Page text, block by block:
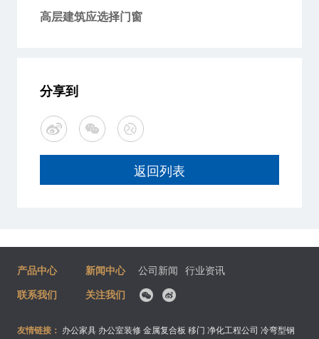
高层建筑应选择门窗
分享到
返回列表
产品中心 新闻中心 公司新闻 行业资讯
联系我们
关注我们
友情链接： 办公家具 办公室装修 金属复合板 移门 净化工程公司 冷弯型钢